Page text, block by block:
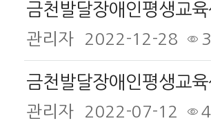
금천발달장애인평생교
관리자 2022-12-28
관리자 2022-07-12